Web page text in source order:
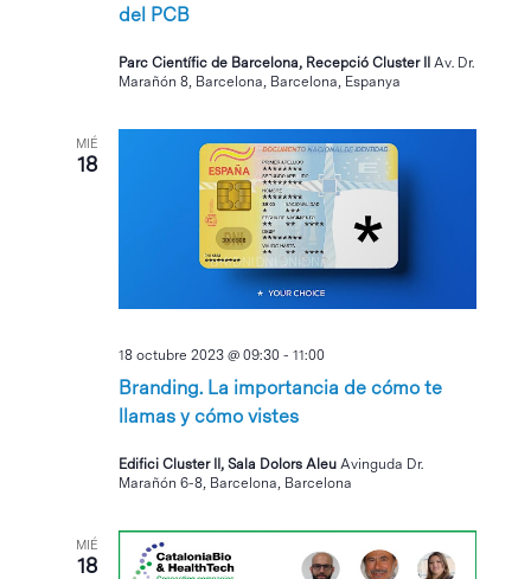
del PCB
Parc Científic de Barcelona, Recepció Cluster IIAv. Dr.
Marañón 8, Barcelona, Barcelona, Espanya
MIÉ
18
Branding. La importancia de cómo te
llamas y cómo vistes
18 octubre 2023 @ 09:30 -11:00
Edifici Cluster II, Sala Dolors AleuAvinguda Dr.
Marañón 6-8, Barcelona, Barcelona
MIÉ
18